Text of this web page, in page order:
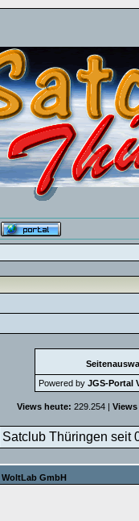
Powered by JGS-Portal
Views heute: 229.254 |
Satclub Thüringen seit
WoltLab GmbH